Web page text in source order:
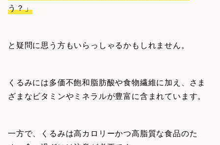
う？」
と疑問に思う方もいらっしゃるかもしれません。
くるみには多価不飽和脂肪酸や食物繊維に加え、さま
ざまなビタミンやミネラルが豊富に含まれています。
一方で、くるみは高カロリーかつ高脂質な食品のた